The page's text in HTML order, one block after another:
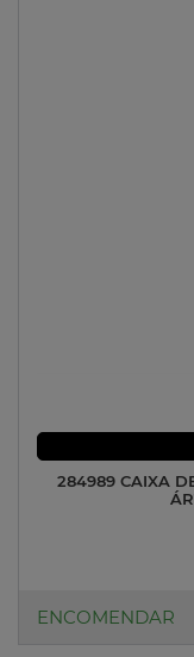
284989 CAIXA
ENCOMENDAR